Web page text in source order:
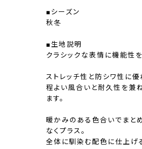
■シーズン
秋冬
■生地説明
クラシックな表情に機能性を
ストレッチ性と防シワ性に
程よい風合いと耐久性を兼
ます。
暖かみのある色合いでまと
なくプラス。
全体に馴染む配色に仕上げ